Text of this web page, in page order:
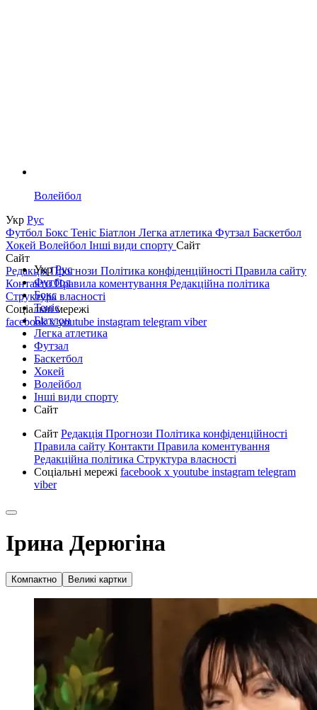
Волейбол
Укр Рус
Футбол Бокс Теніс Біатлон Легка атлетика Футзал Баскетбол
Хокей Волейбол Інші види спорту Сайт
Сайт
РедакціяПрогнози Політика конфіденційності Правила сайту
КонтактиПравила коментування Редакційна політика
Структура власності
Соціальні мережі
facebookxyoutube instagram telegram viber
УкрРус
Футбол
Бокс
Теніс
Біатлон
Легка атлетика
Футзал
Баскетбол
Хокей
Волейбол
Інші види спорту
Сайт
Сайт Редакція Прогнози Політика конфіденційності
Правила сайту Контакти Правила коментування
Редакційна політика Структура власності
Соціальні мережі facebook x youtube instagram telegram
viber
Ірина Дерюгіна
Компактно Великі картки